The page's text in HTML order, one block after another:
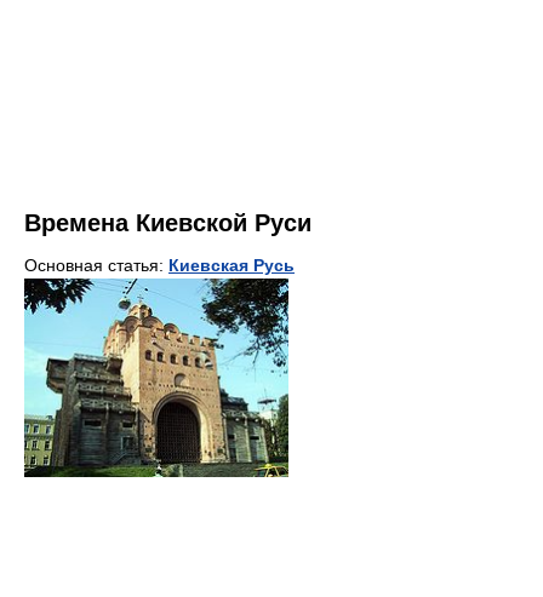
Времена Киевской Руси
Основная статья: Киевская Русь